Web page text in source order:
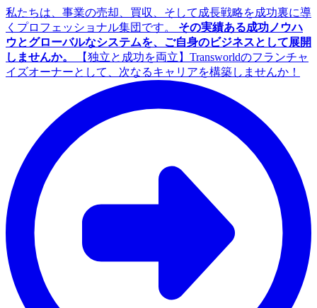
私たちは、事業の売却、買収、そして成長戦略を成功裏に導
くプロフェッショナル集団です。 その実績ある成功ノウハ
ウとグローバルなシステムを、ご自身のビジネスとして展開
しませんか。
【独立と成功を両立】Transworldのフランチャ
イズオーナーとして、次なるキャリアを構築しませんか！